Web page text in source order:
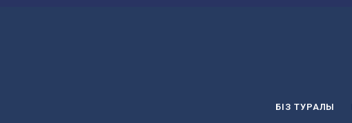
БІЗ ТУРАЛЫ